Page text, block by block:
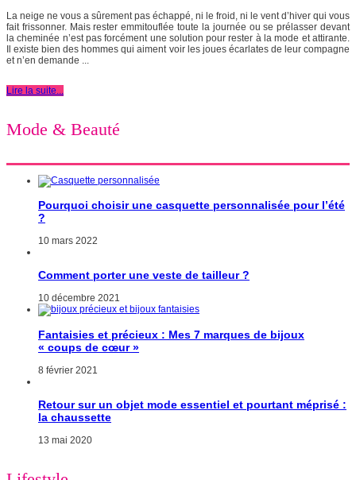
La neige ne vous a sûrement pas échappé, ni le froid, ni le vent d’hiver qui vous
fait frissonner. Mais rester emmitouflée toute la journée ou se prélasser devant
la cheminée n’est pas forcément une solution pour rester à la mode et attirante.
Il existe bien des hommes qui aiment voir les joues écarlates de leur compagne
et n’en demande ...
Lire la suite...
Mode & Beauté
Pourquoi choisir une casquette personnalisée pour l’été
?
10 mars 2022
Comment porter une veste de tailleur ?
10 décembre 2021
Fantaisies et précieux : Mes 7 marques de bijoux
« coups de cœur »
8 février 2021
Retour sur un objet mode essentiel et pourtant méprisé :
la chaussette
13 mai 2020